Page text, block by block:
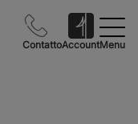
ContattoAccountMenu